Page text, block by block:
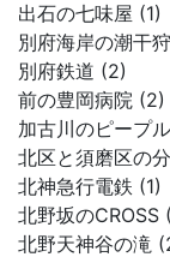
出石の七味屋 (1)
別府海岸の潮干
別府鉄道 (2)
前の豊岡病院 (2)
加古川のピープ
北区と須磨区の
北神急行電鉄 (1)
北野坂のCROSS
北野天神谷の滝